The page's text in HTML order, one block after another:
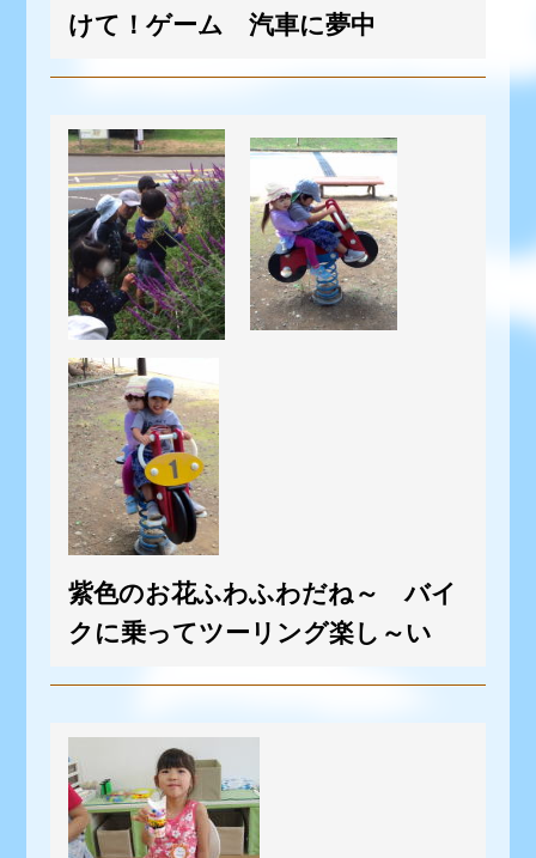
けて！ゲーム 汽車に夢中
紫色のお花ふわふわだね～ バイ
クに乗ってツーリング楽し～い